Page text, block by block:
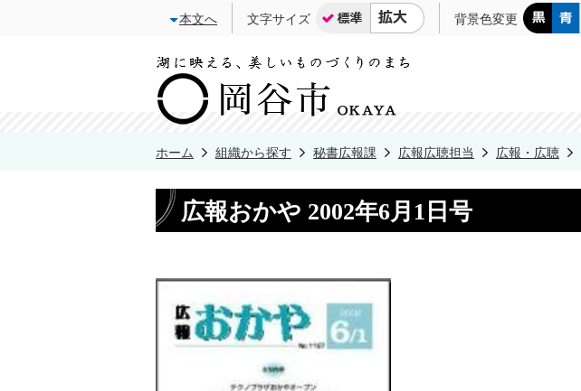
本文へ 文字サイズ 背景色変更
ホーム 組織から探す 秘書広報課 広報広聴担当 広報・広聴
広報おかや 2002年6月1日号